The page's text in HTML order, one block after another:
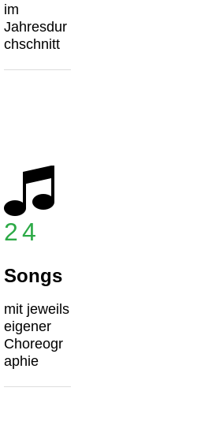
im
Jahresdur
chschnitt
24
Songs
mit jeweils
eigener
Choreogr
aphie